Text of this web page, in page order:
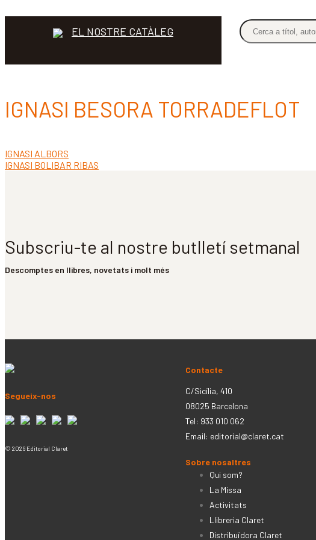
EL NOSTRE CATÀLEG
IGNASI BESORA TORRADEFLOT
Navegació
d'entrades
Entrada
anterior:
IGNASI ALBORS
Pròxima
IGNASI BOLIBAR RIBAS
Subscriu-te al nostre butlletí setmanal
Descomptes en llibres, novetats i molt més
Segueix-nos
© 2026 Editorial Claret
Contacte
C/Sicília, 410
08025 Barcelona
Tel: 933 010 062
Email: editorial@claret.cat
Sobre nosaltres
Qui som?
La Missa
Activitats
Llibreria Claret
Distribuïdora Claret